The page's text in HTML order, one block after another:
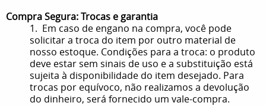
Compra Segura: Trocas e garantia
1. Em caso de engano na compra, você pode
solicitar a troca do item por outro material de
nosso estoque. Condições para a troca: o produto
deve estar sem sinais de uso e a substituição está
sujeita à disponibilidade do item desejado. Para
trocas por equívoco, não realizamos a devolução
do dinheiro, será fornecido um vale-compra.